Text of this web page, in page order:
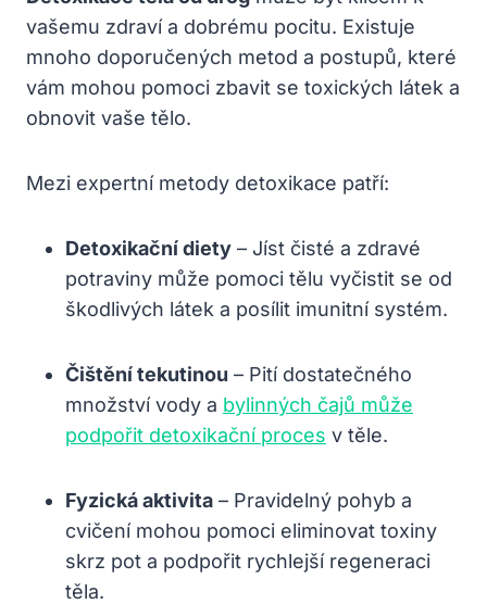
vašemu zdraví a dobrému pocitu. Existuje
mnoho doporučených metod a postupů, které
vám mohou pomoci zbavit se toxických látek a
obnovit vaše tělo.
Mezi expertní metody detoxikace patří:
Detoxikační diety – Jíst čisté a zdravé
potraviny může pomoci tělu vyčistit se od
škodlivých látek a posílit imunitní systém.
Čištění tekutinou – Pití dostatečného
množství vody a bylinných čajů může
podpořit detoxikační proces v těle.
Fyzická aktivita – Pravidelný pohyb a
cvičení mohou pomoci eliminovat toxiny
skrz pot a podpořit rychlejší regeneraci
těla.